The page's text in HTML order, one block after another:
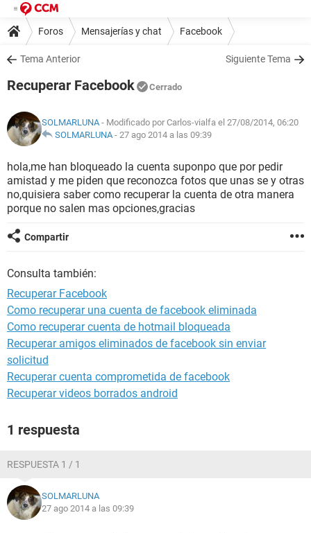
Foros Mensajerías y chat Facebook
Tema Anterior Siguiente Tema
Recuperar Facebook Cerrado
SOLMARLUNA- Modificado por Carlos-vialfa el 27/08/2014, 06:20
SOLMARLUNA- 27 ago 2014 a las 09:39
hola,me han bloqueado la cuenta suponpo que por pedir
amistad y me piden que reconozca fotos que unas se y otras
no,quisiera saber como recuperar la cuenta de otra manera
porque no salen mas opciones,gracias
Compartir
Consulta también:
Recuperar Facebook
Como recuperar una cuenta de facebook eliminada
Como recuperar cuenta de hotmail bloqueada
Recuperar amigos eliminados de facebook sin enviar
solicitud
Recuperar cuenta comprometida de facebook
Recuperar videos borrados android
1 respuesta
RESPUESTA 1 / 1
SOLMARLUNA
27 ago 2014 a las 09:39